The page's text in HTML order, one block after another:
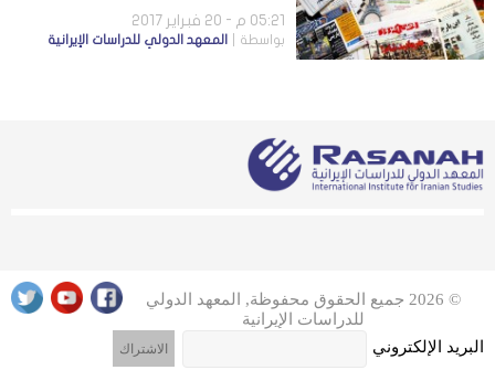
والقوات المسلحة تحتج لعدم
زيادة الرواتب
05:21 م - 20 فبراير 2017
بواسطة المعهد الدولي للدراسات الإيرانية
البريد الإلكتروني
© 2026 جميع الحقوق محفوظة, المعهد الدولي
للدراسات الإيرانية